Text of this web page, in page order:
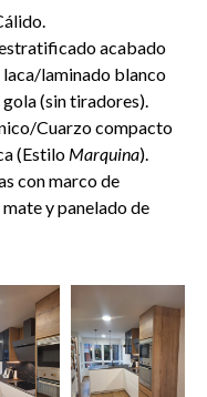
acabado
laminado blanco
(sin tiradores).
Cuarzo compacto
(Estilo Marquina).
con marco de
y panelado de